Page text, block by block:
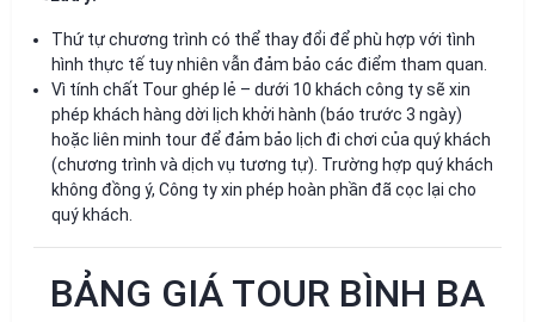
Thứ tự chương trình có thể thay đổi để phù hợp với tình
hình thực tế tuy nhiên vẫn đảm bảo các điểm tham quan.
Vì tính chất Tour ghép lẻ – dưới 10 khách công ty sẽ xin
phép khách hàng dời lịch khởi hành (báo trước 3 ngày)
hoặc liên minh tour để đảm bảo lịch đi chơi của quý khách
(chương trình và dịch vụ tương tự). Trường hợp quý khách
không đồng ý, Công ty xin phép hoàn phần đã cọc lại cho
quý khách.
BẢNG GIÁ TOUR BÌNH BA